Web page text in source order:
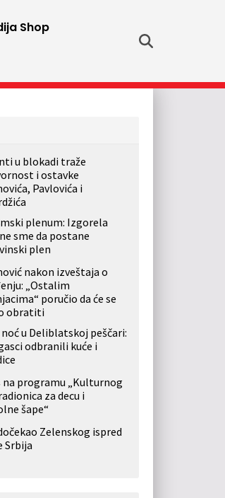
Shop
u blokadi traže
i ostavke
Pavlovića i
plenum: Izgorela
sme da postane
plen
nakon izveštaja o
„Ostalim
poručio da će se
obratiti
noć u Deliblatskoj peščari:
odbranili kuće i
na programu „Kulturnog
za decu i
šape“
Zelenskog ispred
Srbija